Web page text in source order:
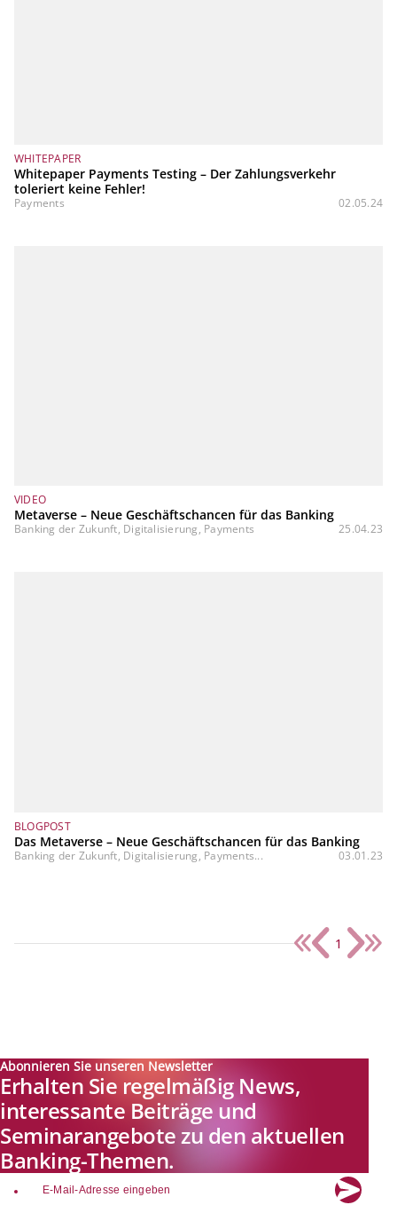
WHITEPAPER
Whitepaper Payments Testing – Der Zahlungsverkehr
toleriert keine Fehler!
Payments 02.05.24
VIDEO
Metaverse – Neue Geschäftschancen für das Banking
Banking der Zukunft, Digitalisierung, Payments 25.04.23
BLOGPOST
Das Metaverse – Neue Geschäftschancen für das Banking
Banking der Zukunft, Digitalisierung, Payments... 03.01.23
1
Abonnieren Sie unseren Newsletter
Erhalten Sie regelmäßig News,
interessante Beiträge und
Seminarangebote zu den aktuellen
Banking-Themen.
email